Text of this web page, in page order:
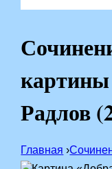
картины
Радлов
Главная ›